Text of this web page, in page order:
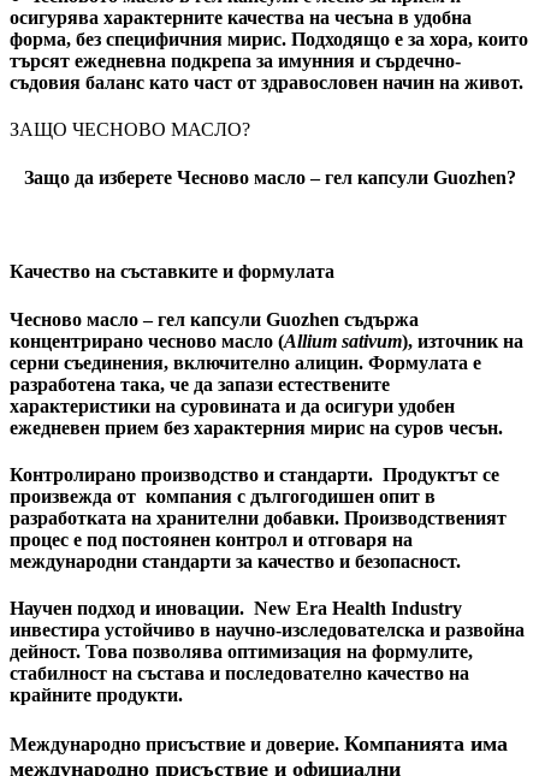
осигурява характерните качества на чесъна в удобна
форма, без специфичния мирис. Подходящо е за хора, които
търсят ежедневна подкрепа за имунния и сърдечно-
съдовия баланс като част от здравословен начин на живот.
ЗАЩО ЧЕСНОВО МАСЛО?
Защо да изберете Чесново масло – гел капсули Guozhen?
Качество на съставките и формулата
Чесново масло – гел капсули Guozhen съдържа
концентрирано чесново масло (Allium sativum), източник на
серни съединения, включително алицин. Формулата е
разработена така, че да запази естествените
характеристики на суровината и да осигури удобен
ежедневен прием без характерния мирис на суров чесън.
Контролирано производство и стандарти. Продуктът се
произвежда от компания с дългогодишен опит в
разработката на хранителни добавки. Производственият
процес е под постоянен контрол и отговаря на
международни стандарти за качество и безопасност.
Научен подход и иновации. New Era Health Industry
инвестира устойчиво в научно-изследователска и развойна
дейност. Това позволява оптимизация на формулите,
стабилност на състава и последователно качество на
крайните продукти.
Международно присъствие и доверие. Компанията има
международно присъствие и официални